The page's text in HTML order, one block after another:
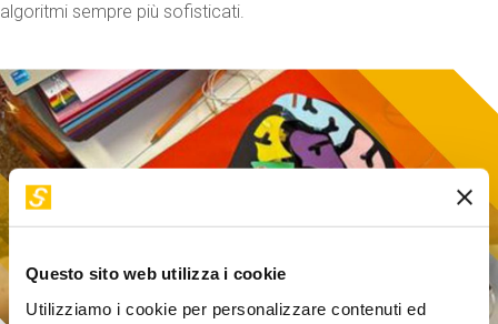
Questo sito web utilizza i cookie
Utilizziamo i cookie per personalizzare contenuti ed
algoritmi sempre più sofisticati.